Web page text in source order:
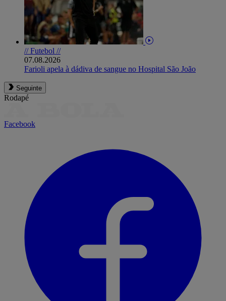
// Futebol //
07.08.2026
Farioli apela à dádiva de sangue no Hospital São João
Seguinte
Rodapé
Facebook